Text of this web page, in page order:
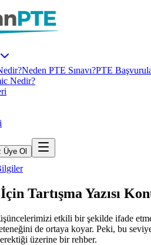
Neden PTE Sınavı?PTE
Nedir?
Üye Ol
Tartışma Yazısı
etkili bir şekilde ifade
de ortaya koyar. Peki, bu
üzerine bir rehber.